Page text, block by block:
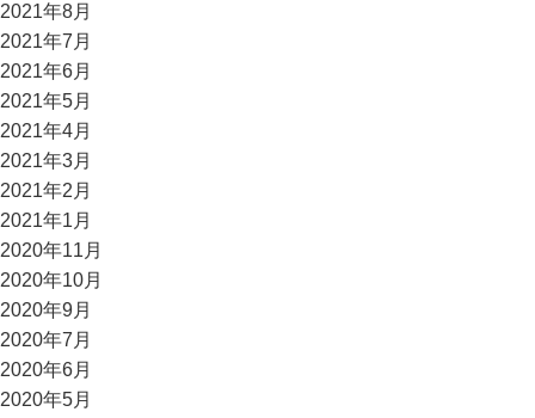
2021年8月
2021年7月
2021年6月
2021年5月
2021年4月
2021年3月
2021年2月
2021年1月
2020年11月
2020年10月
2020年9月
2020年7月
2020年6月
2020年5月